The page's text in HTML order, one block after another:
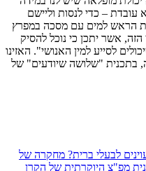
עובדת – כדי לנסות וליישם
הראש למים עם מסכה במפרץ
אשר יתכן כי נוכל להסיק
לסייע למין האנושי". האזינו
בתכנית "שלושה שיודעים" של